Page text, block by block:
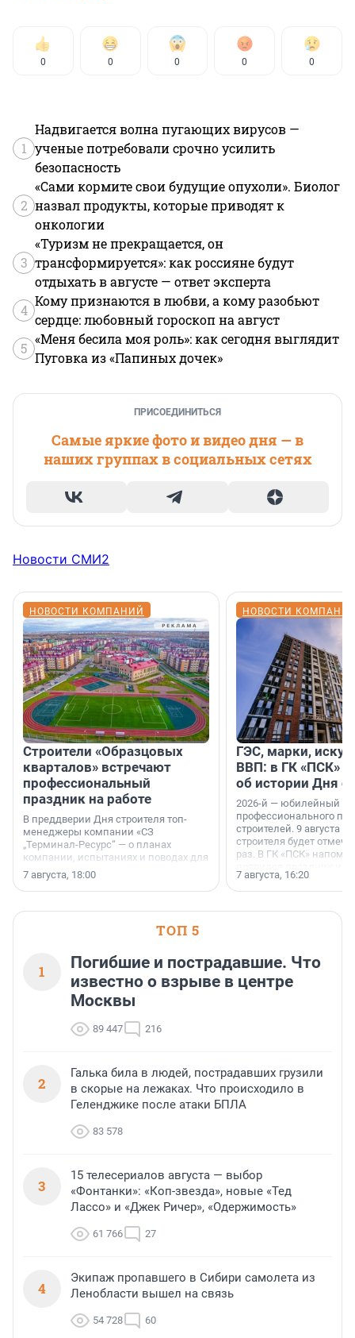
0 0 0 0 0
1
Надвигается волна пугающих вирусов —
ученые потребовали срочно усилить
безопасность
2
«Сами кормите свои будущие опухоли». Биолог
назвал продукты, которые приводят к
онкологии
3
«Туризм не прекращается, он
трансформируется»: как россияне будут
отдыхать в августе — ответ эксперта
4
Кому признаются в любви, а кому разобьют
сердце: любовный гороскоп на август
5
«Меня бесила моя роль»: как сегодня выглядит
Пуговка из «Папиных дочек»
ПРИСОЕДИНИТЬСЯ
Самые яркие фото и видео дня — в
наших группах в социальных сетях
Новости СМИ2
НОВОСТИ КОМПАНИЙ
Строители «Образцовых
кварталов» встречают
профессиональный
праздник на работе
В преддверии Дня строителя топ-
менеджеры компании «СЗ
„Терминал-Ресурс“ — о планах
компании, испытаниях и поводах для
осторожного оптимизма.
7 августа, 18:00
НОВОСТИ
ГЭС, марки,
ВВП: в ГК «ПСК»
об истории Дня
2026-й — юбилейный
профессионального
строителей. 9 августа
строителя будет
раз. В ГК «ПСК»
поменялась роль
7 августа, 16:20
ТОП 5
1
Погибшие и пострадавшие. Что
известно о взрыве в центре
Москвы
89 447 216
2
Галька била в людей, пострадавших грузили
в скорые на лежаках. Что происходило в
Геленджике после атаки БПЛА
83 578
3
15 телесериалов августа — выбор
«Фонтанки»: «Коп-звезда», новые «Тед
Лассо» и «Джек Ричер», «Одержимость»
61 766 27
4
Экипаж пропавшего в Сибири самолета из
Ленобласти вышел на связь
54 728 60